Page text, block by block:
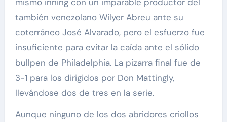
también venezolano Wilyer Abreu ante su
coterráneo José Alvarado, pero el esfuerzo fue
insuficiente para evitar la caída ante el sólido
bullpen de Philadelphia. La pizarra final fue de
3-1 para los dirigidos por Don Mattingly,
llevándose dos de tres en la serie.
Aunque ninguno de los dos abridores criollos